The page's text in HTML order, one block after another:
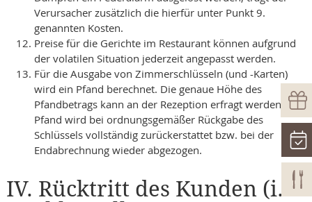
Verursacher zusätzlich die hierfür unter Punkt 9.
genannten Kosten.
Preise für die Gerichte im Restaurant können aufgrund
der volatilen Situation jederzeit angepasst werden.
Für die Ausgabe von Zimmerschlüsseln (und -Karten)
wird ein Pfand berechnet. Die genaue Höhe des
Pfandbetrags kann an der Rezeption erfragt werden. Das
Pfand wird bei ordnungsgemäßer Rückgabe des
Schlüssels vollständig zurückerstattet bzw. bei der
Endabrechnung wieder abgezogen.
IV. Rücktritt des Kunden (i.